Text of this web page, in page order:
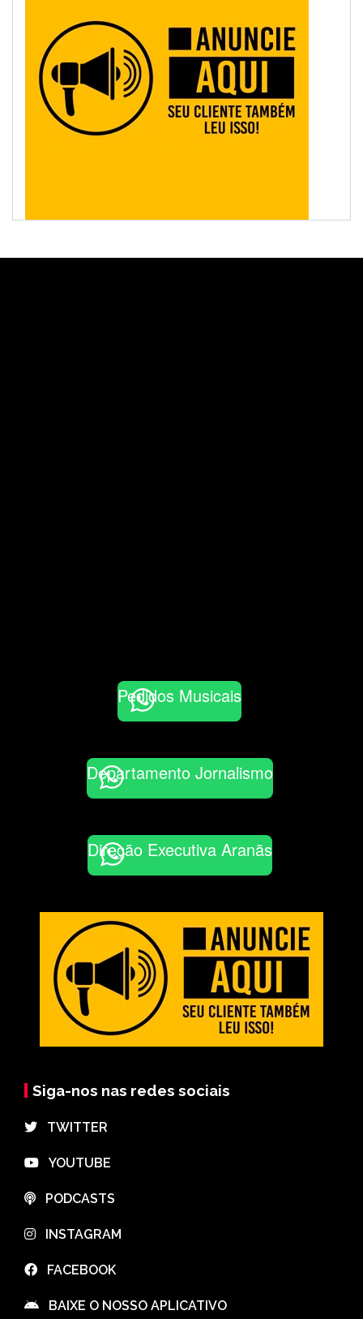
Pedidos Musicais
Departamento Jornalismo
Direção Executiva Aranãs
Siga-nos nas redes sociais
⠀TWITTER
⠀YOUTUBE
⠀PODCASTS
⠀INSTAGRAM
⠀FACEBOOK
⠀BAIXE O NOSSO APLICATIVO